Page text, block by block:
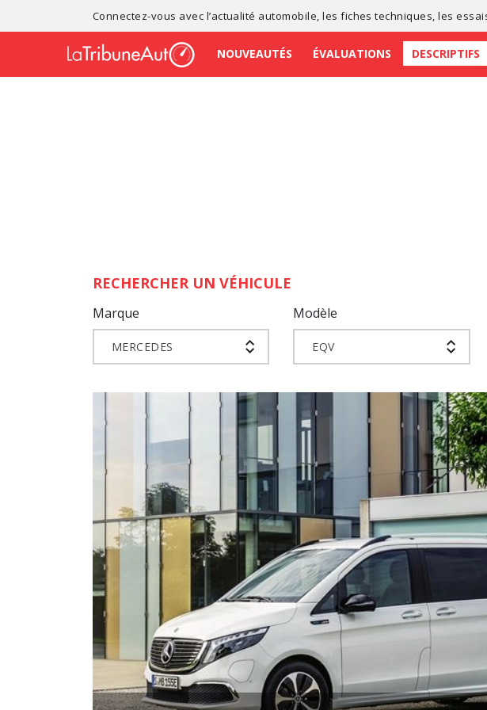
Connectez-vous avec l’actualité automobile , lesfiches techniques , les
NOUVEAUTÉS ÉVALUATIONS DESCRIPTIFS
RECHERCHER UN VÉHICULE
Marque
MERCEDES
Modèle
EQV